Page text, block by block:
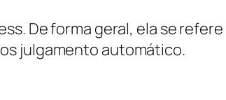
. De forma geral, ela se
julgamento automático.